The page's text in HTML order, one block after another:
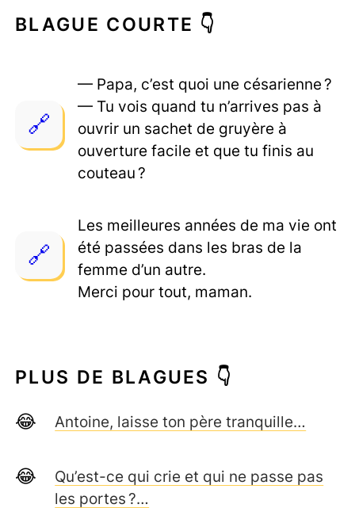
BLAGUE COURTE 👇
— Papa, c’est quoi une césarienne ?
— Tu vois quand tu n’arrives pas à
ouvrir un sachet de gruyère à
ouverture facile et que tu finis au
couteau ?
Les meilleures années de ma vie ont
été passées dans les bras de la
femme d’un autre.
Merci pour tout, maman.
PLUS DE BLAGUES 👇
Antoine, laisse ton père tranquille…
Qu’est-ce qui crie et qui ne passe pas
les portes ?…